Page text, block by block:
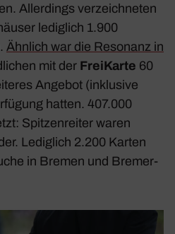
Aller­dings verzeich­neten
ledig­lich 1.900
Ähnlich war die Reso­nanz in
mit der Frei­Karte 60
Angebot (inklu­sive
hatten. 407.000
Spit­zen­reiter waren
Ledig­lich 2.200 Karten
in Bremen und Bremer­